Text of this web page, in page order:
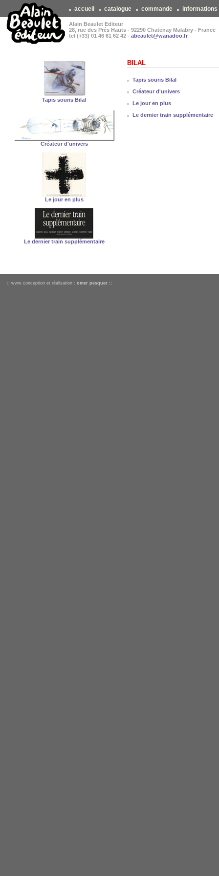
accueil catalogue commande informations
Alain Beaulet Editeur
28, rue des Prés Hauts - 92290 Chatenay Malabry - France
tel (+33) 01 46 61 62 42 - abeaulet@wanadoo.fr
Tapis souris Bilal
Créateur d'univers
Le jour en plus
Le dernier train supplémentaire
BILAL
Tapis souris Bilal
Créateur d'univers
Le jour en plus
Le dernier train supplémentaire
:: www conception et réalisation : omer pesquer ::